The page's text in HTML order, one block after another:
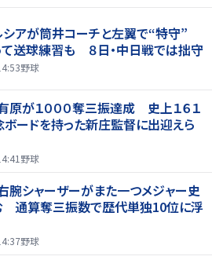
アが筒井コーチと左翼で“特守”
送球練習も ８日・中日戦では拙守
野球
原が１０００奪三振達成 史上１６１
ードを持った新庄監督に出迎えら
野球
腕シャーザーがまた一つメジャー史
通算奪三振数で歴代単独10位に浮
野球